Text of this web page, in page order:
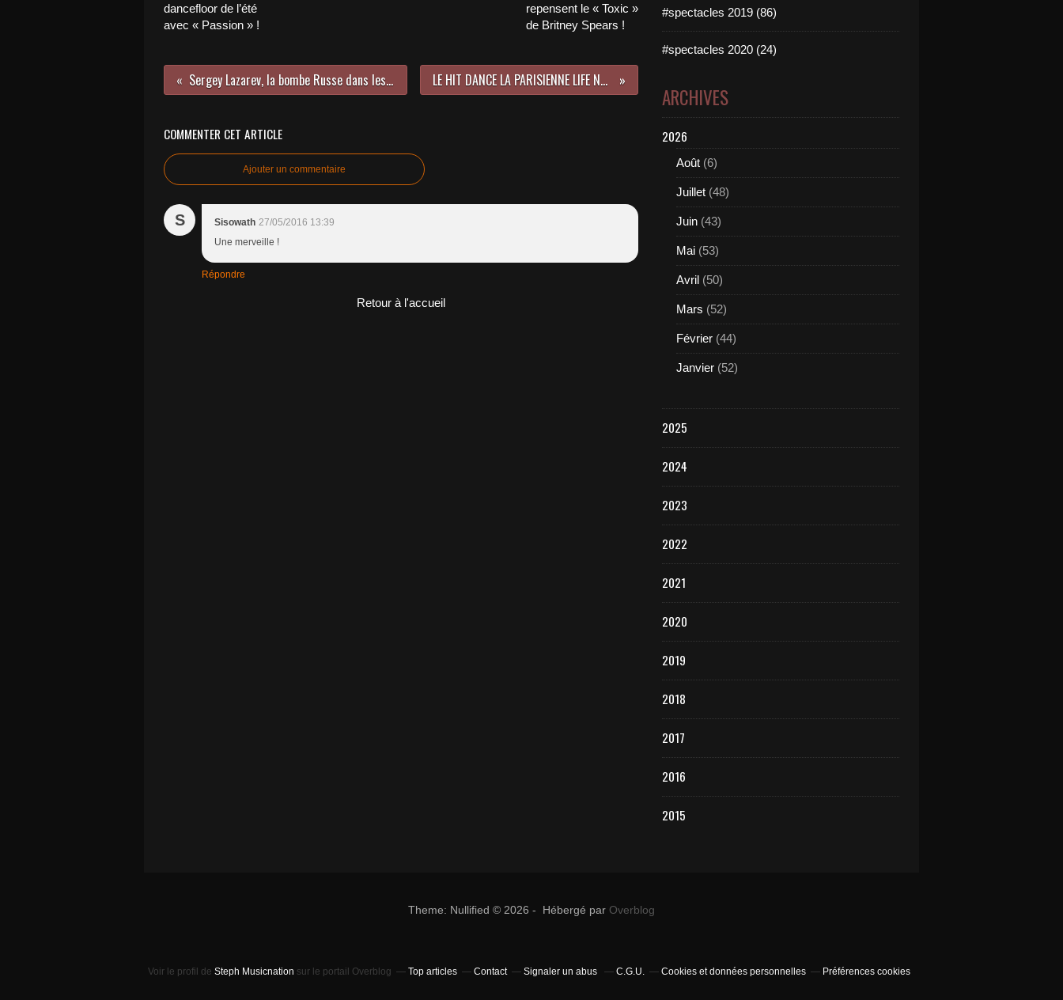
dancefloor de l’été
avec « Passion » !
repensent le « Toxic »
de Britney Spears !
Sergey Lazarev, la bombe Russe dans les charts Européens ! LE HIT DANCE LA PARISIENNE LIFE N°11 - 27 MAI 2016
COMMENTER CET ARTICLE
Ajouter un commentaire
S Sisowath 27/05/2016 13:39
Une merveille !
Répondre
Retour à l'accueil
#spectacles 2019 (86)
#spectacles 2020 (24)
ARCHIVES
2026
Août (6)
Juillet (48)
Juin (43)
Mai (53)
Avril (50)
Mars (52)
Février (44)
Janvier (52)
2025
2024
2023
2022
2021
2020
2019
2018
2017
2016
2015
Theme: Nullified © 2026 - Hébergé par Overblog
Voir le profil de Steph Musicnation sur le portail Overblog Top articles Contact Signaler un abus C.G.U. Cookies et données personnelles Préférences cookies